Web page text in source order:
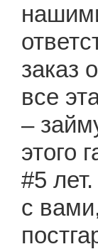
заказ
все
–
этого
#5
с